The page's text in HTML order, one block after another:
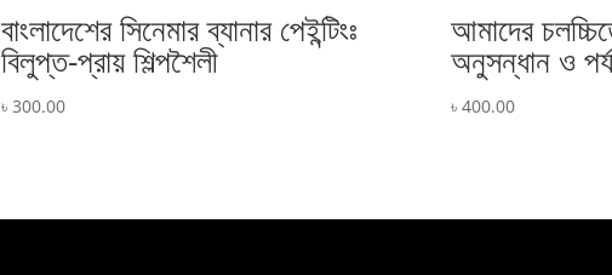
বাংলাদেশের সিনেমার ব্যানার পেইন্টিংঃ
বিলুপ্ত-প্রায় শিল্পশৈলী
৳ 300.00
আমাদের
অনুসন্ধান ও
৳400.00